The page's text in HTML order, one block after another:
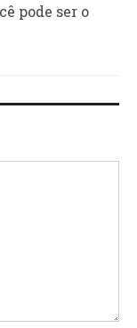
pode ser o